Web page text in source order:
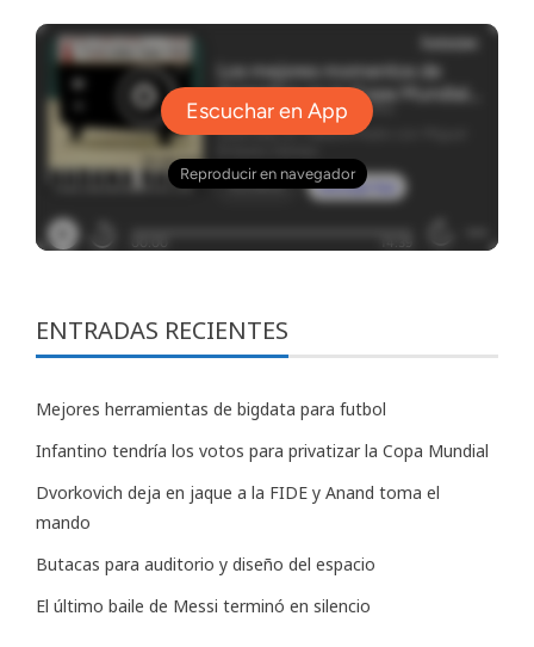
ENTRADAS RECIENTES
Mejores herramientas de bigdata para futbol
Infantino tendría los votos para privatizar la Copa Mundial
Dvorkovich deja en jaque a la FIDE y Anand toma el
mando
Butacas para auditorio y diseño del espacio
El último baile de Messi terminó en silencio